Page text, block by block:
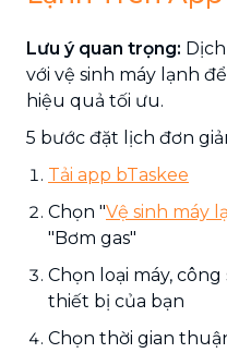
Lưu ý quan trọng:
với vệ sinh máy lạnh
hiệu quả tối ưu.
5 bước đặt lịch đơn
Tải app bTaskee
Chọn "Vệ sinh máy
"Bơm gas"
Chọn loại máy,
thiết bị của bạn
Chọn thời gian